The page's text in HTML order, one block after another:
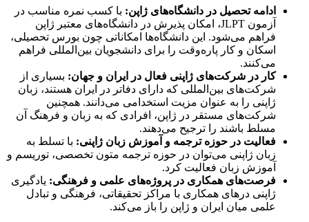
ادامه تحصیل در دانشگاه‌های ژاپن: با کسب نمره مناسب در
آزمون JLPT، امکان پذیرش در دانشگاه‌های معتبر ژاپن
فراهم می‌شود. این دانشگاه‌ها امکاناتی چون بورس تحصیلی،
اسکان و کار پاره‌وقت را برای دانشجویان بین‌المللی فراهم
می‌کنند.
کار در شرکت‌های ژاپنی فعال در ایران و جهان: بسیاری از
شرکت‌های بین‌المللی که دارای دفاتر در ایران هستند، زبان
ژاپنی را به عنوان مزیت استخدامی می‌دانند. همچنین
شرکت‌های مستقر در ژاپن، افرادی که به زبان و فرهنگ آن
مسلط باشند را ترجیح می‌دهند.
فعالیت در حوزه ترجمه و آموزش زبان ژاپنی: با تسلط به
زبان ژاپنی می‌توان در حوزه ترجمه متون تخصصی، توریسم و
آموزش زبان فعالیت کرد.
فرصت‌های همکاری در پروژه‌های علمی و فرهنگی: یادگیری
ژاپنی درهای همکاری با مراکز تحقیقاتی، فرهنگی و تبادل
علمی میان ایران و ژاپن را باز می‌کند.